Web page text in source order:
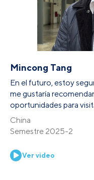
Mincong Tang
En el futuro, estoy
me gustaría
oportunidades para
China
Semestre 2025-2
Ver video